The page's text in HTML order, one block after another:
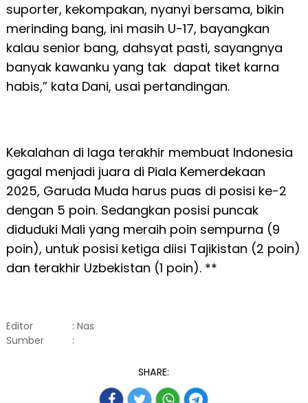
suporter, kekompakan, nyanyi bersama, bikin
merinding bang, ini masih U-17, bayangkan
kalau senior bang, dahsyat pasti, sayangnya
banyak kawanku yang tak dapat tiket karna
habis,” kata Dani, usai pertandingan.
Kekalahan di laga terakhir membuat Indonesia
gagal menjadi juara di Piala Kemerdekaan
2025, Garuda Muda harus puas di posisi ke-2
dengan 5 poin. Sedangkan posisi puncak
diduduki Mali yang meraih poin sempurna (9
poin), untuk posisi ketiga diisi Tajikistan (2 poin)
dan terakhir Uzbekistan (1 poin). **
Editor
: Nas
Sumber
:
SHARE: